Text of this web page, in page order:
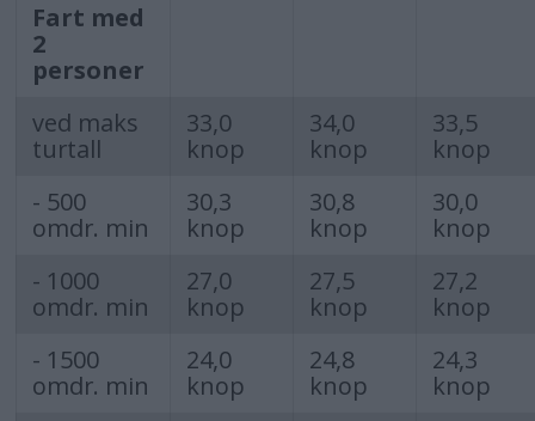
Fart med
2
personer
ved maks
turtall
33,0
knop
34,0
knop
33,5
knop
- 500
omdr. min
30,3
knop
30,8
knop
30,0
knop
- 1000
omdr. min
27,0
knop
27,5
knop
27,2
knop
- 1500
omdr. min
24,0
knop
24,8
knop
24,3
knop